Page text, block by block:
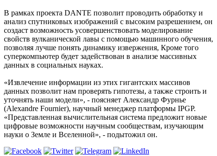
В рамках проекта DANTE позволит проводить обработку и
анализ спутниковых изображений с высоким разрешением, он
создаст возможность усовершенствовать моделирование
свойств вулканической лавы с помощью машинного обучения,
позволяя лучше понять динамику извержения, Кроме того
суперкомпьютер будет задействован в анализе массивных
данных в социальных науках.
«Извлечение информации из этих гигантских массивов
данных позволит нам проверять гипотезы, а также строить и
уточнять наши модели», - поясняет Александр Фурнье
(Alexandre Fournier), научный менеджер платформы IPGP.
«Представленная вычислительная система предложит новые
цифровые возможности научным сообществам, изучающим
науки о Земле и Вселенной», - подытожил он.